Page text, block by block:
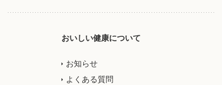
おいしい健康について
お知らせ
よくある質問